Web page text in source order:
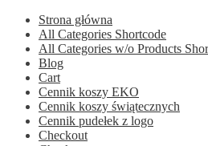
Strona główna
All Categories Shortcode
All Categories w/o Products
Blog
Cart
Cennik koszy EKO
Cennik koszy świątecznych
Cennik pudełek z logo
Checkout